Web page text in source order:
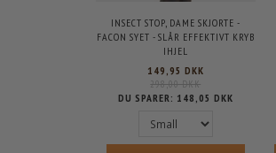
INSECT STOP, DAME SKJORTE -
FACON SYET - SLÅR EFFEKTIVT KRYB
IHJEL
149,95 DKK
298,00 DKK
DU SPARER: 148,05 DKK